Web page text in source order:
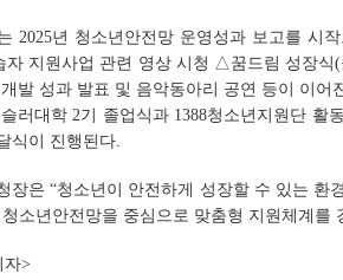
2025년 청소년안전망 운영성과 보고를 시작
지원사업 관련 영상 시청 △꿈드림 성장식(
발 성과 발표 및 음악동아리 공연 등이 이어
러대학 2기 졸업식과 1388청소년지원단
식이 진행된다.
장은 “청소년이 안전하게 성장할 수 있는 환
소년안전망을 중심으로 맞춤형 지원체계를
자>